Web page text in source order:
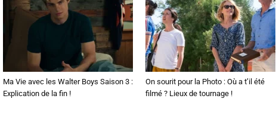
Ma Vie avec les Walter Boys Saison 3 :
Explication de la fin !
On sourit pour la Photo : Où a t’il été
filmé ? Lieux de tournage !